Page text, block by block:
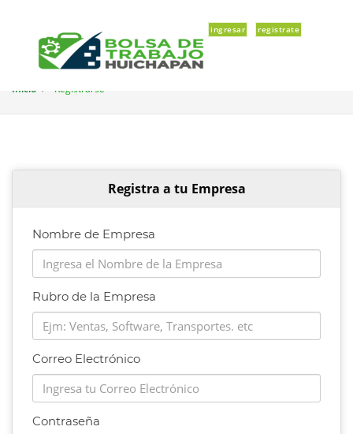
ingresar registrate
Inicio Registrarse
Registra a tu Empresa
Nombre de Empresa
Rubro de la Empresa
Correo Electrónico
Contraseña